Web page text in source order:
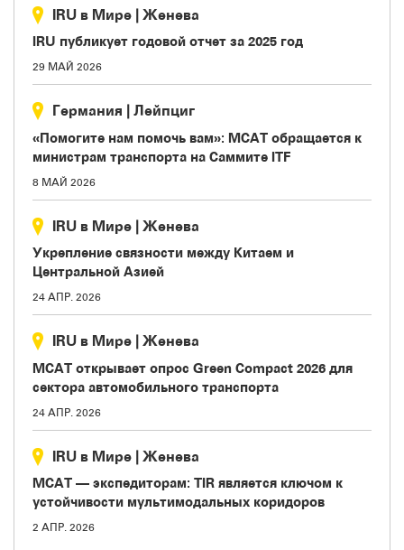
IRU в Мире | Женева
IRU публикует годовой отчет за 2025 год
29 МАЙ 2026
Германия | Лейпциг
«Помогите нам помочь вам»: МСАТ обращается к
министрам транспорта на Саммите ITF
8 МАЙ 2026
IRU в Мире | Женева
Укрепление связности между Китаем и
Центральной Азией
24 АПР. 2026
IRU в Мире | Женева
МСАТ открывает опрос Green Compact 2026 для
сектора автомобильного транспорта
24 АПР. 2026
IRU в Мире | Женева
МСАТ — экспедиторам: TIR является ключом к
устойчивости мультимодальных коридоров
2 АПР. 2026